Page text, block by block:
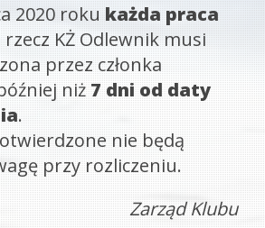
2020 rokukażda praca
KŻ Odlewnik musi
przez członka
niż7 dni od daty
.
nie będą
przy rozliczeniu.
Zarząd Klubu